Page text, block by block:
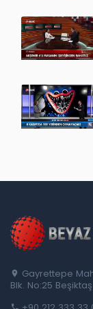
Gayrettepe
Blk. No:25